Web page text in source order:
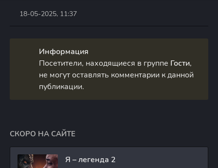
18-05-2025, 11:37
Информация
Посетители, находящиеся в группе Гости,
не могут оставлять комментарии к данной
публикации.
СКОРО НА САЙТЕ
Я – легенда 2